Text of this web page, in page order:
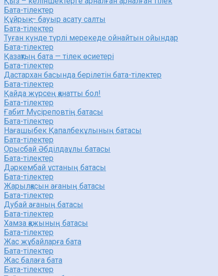
Бата-тілектер
Құйрық — бауыр асату салты
Бата-тілектер
Туған күнде түрлі мерекеде ойнайтын ойындар
Бата-тілектер
Қазақтың бата — тілек өсиетері
Бата-тілектер
Дастархан басында берілетін бата-тілектер
Бата-тілектер
Қайда жүрсең қанатты бол!
Бата-тілектер
Ғабит Мүсіреповтің батасы
Бата-тілектер
Нағашыбек Қапалбекұлының батасы
Бата-тілектер
Орысбай Әбділдаұлы батасы
Бата-тілектер
Дәркембай ұстаның батасы
Бата-тілектер
Жарылқасын ағаның батасы
Бата-тілектер
Дубай ағаның батасы
Бата-тілектер
Хамза қажының батасы
Бата-тілектер
Жас жұбайларға бата
Бата-тілектер
Жас балаға бата
Бата-тілектер